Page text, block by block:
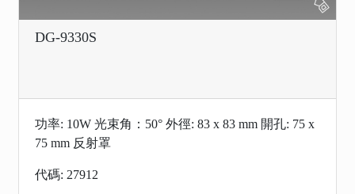
DG-9330S
功率: 10W 光束角：50° 外徑: 83 x 83 mm 開孔: 75 x
75 mm 反射罩
代碼: 27912